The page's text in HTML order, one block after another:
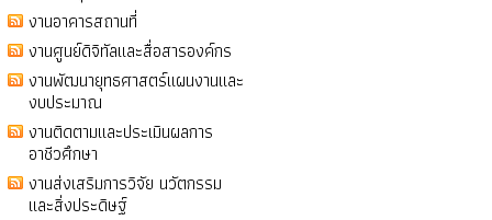
งานอาคารสถานที่
งานศูนย์ดิจิทัลและสื่อสารองค์กร
งานพัฒนายุทธศาสตร์แผนงานและ
งบประมาณ
งานติดตามและประเมินผลการ
อาชีวศึกษา
งานส่งเสริมการวิจัย นวัตกรรม
และสิ่งประดิษฐ์